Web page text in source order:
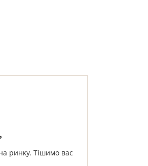
ринку. Тішимо вас